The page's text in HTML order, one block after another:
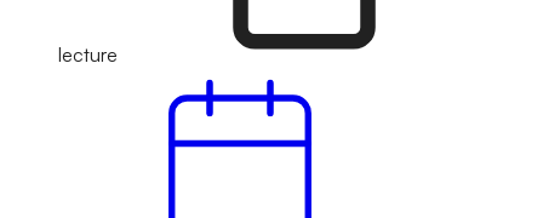
lecture